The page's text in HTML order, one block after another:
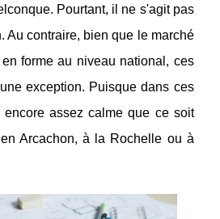
Pourtant, il ne s'agit pas
Au contraire, bien que le marché
forme au niveau national, ces
exception. Puisque dans ces
encore assez calme que ce soit
Arcachon, à la Rochelle ou à